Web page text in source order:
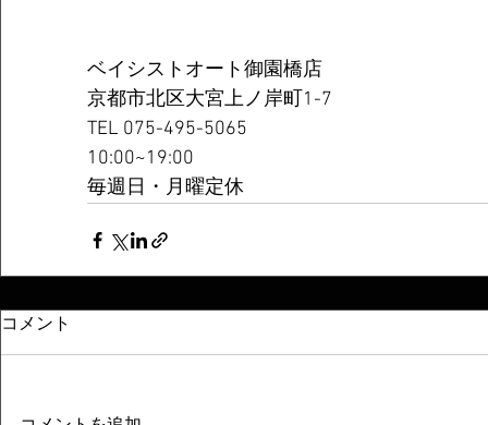
ベイシストオート御園橋店
京都市北区大宮上ノ岸町1-7
TEL 075-495-5065
10:00~19:00
毎週日・月曜定休
コメント